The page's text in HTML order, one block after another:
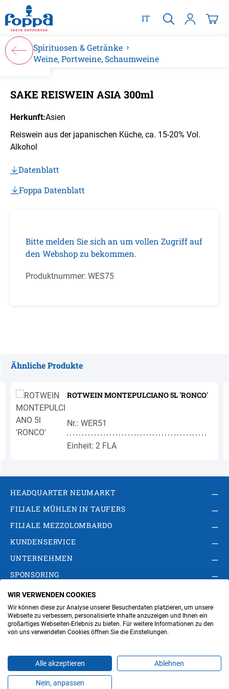
springen
IT
Spirituosen & Getränke
Weine, Portweine, Schaumweine
SAKE REISWEIN ASIA 300ml
Herkunft:Asien
Reiswein aus der japanischen Küche, ca. 15-20% Vol.
Alkohol
Datenblatt
Foppa Datenblatt
Bitte melden Sie sich an um vollen Zugriff auf
den Webshop zu bekommen.
Produktnummer: WES75
Ähnliche Produkte
ROTWEIN MONTEPULCIANO 5L 'RONCO'
Nr.: WER51
Einheit: 2 FLA
HEADQUARTER NEUMARKT
FILIALE MÜHLEN IN TAUFERS
FILIALE MEZZOLOMBARDO
KUNDENSERVICE
UNTERNEHMEN
SPONSORING
AGB Privacy Policy
Impressum
Cookie-Einstellungen ändern
Verwaltung
WIR VERWENDEN COOKIES
Wir können diese zur Analyse unserer Besucherdaten platzieren, um unsere
Webseite zu verbessern, personalisierte Inhalte anzuzeigen und Ihnen ein
großartiges Webseiten-Erlebnis zu bieten. Für weitere Informationen zu den
von uns verwendeten Cookies öffnen Sie die Einstellungen.
Alle akzeptieren Ablehnen
Nein, anpassen